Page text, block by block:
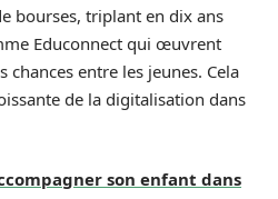
bourses, triplant en dix ans
Educonnect qui œuvrent
chances entre les jeunes. Cela
de la digitalisation dans
son enfant dans